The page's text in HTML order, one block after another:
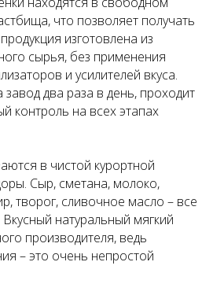
что позволяет получать
изготовлена из
сырья, без применения
и усилителей вкуса.
два раза в день, проходит
контроль на всех этапах
в чистой курортной
Сыр, сметана, молоко,
творог, сливочное масло – все
натуральный мягкий
производителя, ведь
– это очень непростой